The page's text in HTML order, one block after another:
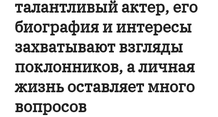
талантливый актер, его
биография и интересы
захватывают взгляды
поклонников, а личная
жизнь оставляет много
вопросов